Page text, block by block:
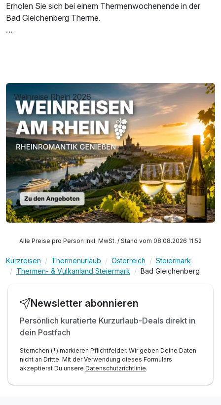
Erholen Sie sich bei einem Thermenwochenende in der
Bad Gleichenberg Therme.
genießen.
Weinreise Rhein 2026
Alle Preise pro Person inkl. MwSt. / Stand vom 08.08.2026 11:52
Kurzreisen Thermenurlaub Österreich
Steiermark
Thermen- & Vulkanland Steiermark
Bad Gleichenberg
Newsletter abonnieren
Persönlich kuratierte Kurzurlaub-Deals direkt in
dein Postfach
Sternchen (*) markieren Pflichtfelder. Wir geben Deine Daten
nicht an Dritte. Mit der Verwendung dieses Formulars
akzeptierst Du unsere Datenschutzrichtlinie.